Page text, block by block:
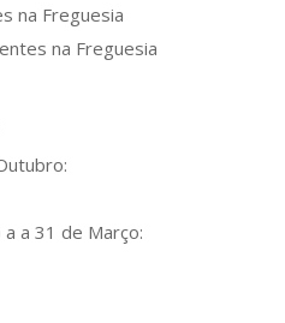
na Freguesia
na Freguesia
a 31 de Março: